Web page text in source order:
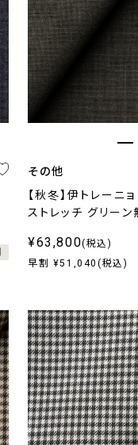
その他
【秋冬】伊トレーニ
ストレッチ グリーン
¥63,800(税込)
早割 ¥51,040(税込)